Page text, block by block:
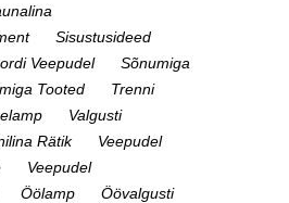
Sisustusideed
Veepudel
Sõnumiga
Tooted
Trenni
Valgusti
Rätik
Veepudel
Veepudel
Öölamp Öövalgusti